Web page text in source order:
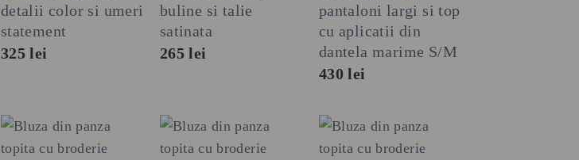
detalii color si umeri
statement
325lei
buline si talie
satinata
265lei
pantaloni largi si top
cu aplicatii din
dantela marime S/M
430lei